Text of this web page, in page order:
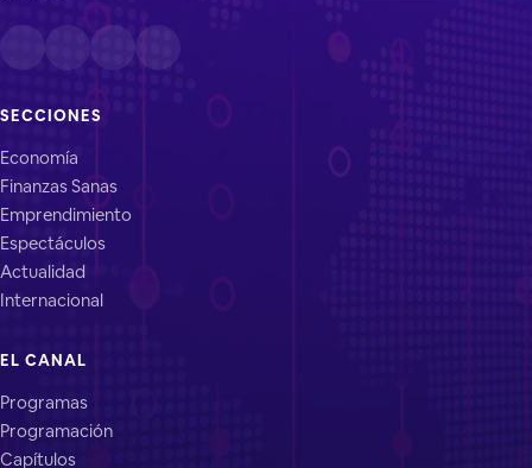
SECCIONES
Economía
Finanzas Sanas
Emprendimiento
Espectáculos
Actualidad
Internacional
EL CANAL
Programas
Programación
Capítulos